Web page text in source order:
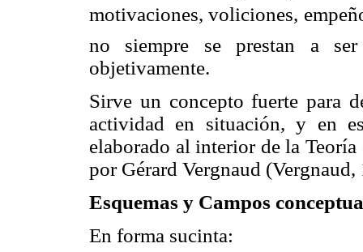
motivaciones, voliciones,
no siempre se prestan a
objetivamente.
Sirve un concepto fuerte para
actividad en situación, y en
elaborado al interior de la
por Gérard Vergnaud (Vergnaud,
Esquemas y Campos
En forma sucinta: